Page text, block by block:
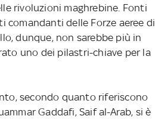
rivoluzioni maghrebine. Fonti
comandanti delle Forze aeree di
dunque, non sarebbe più in
uno dei pilastri-chiave per la
secondo quanto riferiscono
Gaddafi, Saif al-Arab, si è